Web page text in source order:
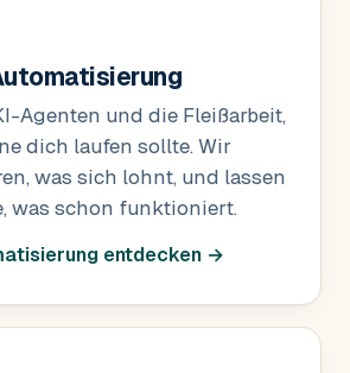
Agenten und die Fleißarbeit,
dich laufen sollte. Wir
was sich lohnt, und lassen
was schon funktioniert.
entdecken →